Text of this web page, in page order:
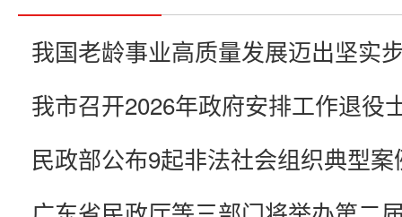
民政部公布9起非法社会组织典型案